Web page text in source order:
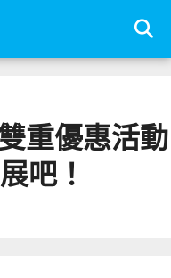
重優惠活動
吧！